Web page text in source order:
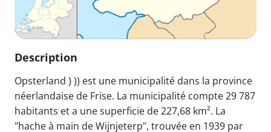
Description
Opsterland ) )) est une municipalité dans la province
néerlandaise de Frise. La municipalité compte 29 787
habitants et a une superficie de 227,68 km². La
"hache à main de Wijnjeterp", trouvée en 1939 par